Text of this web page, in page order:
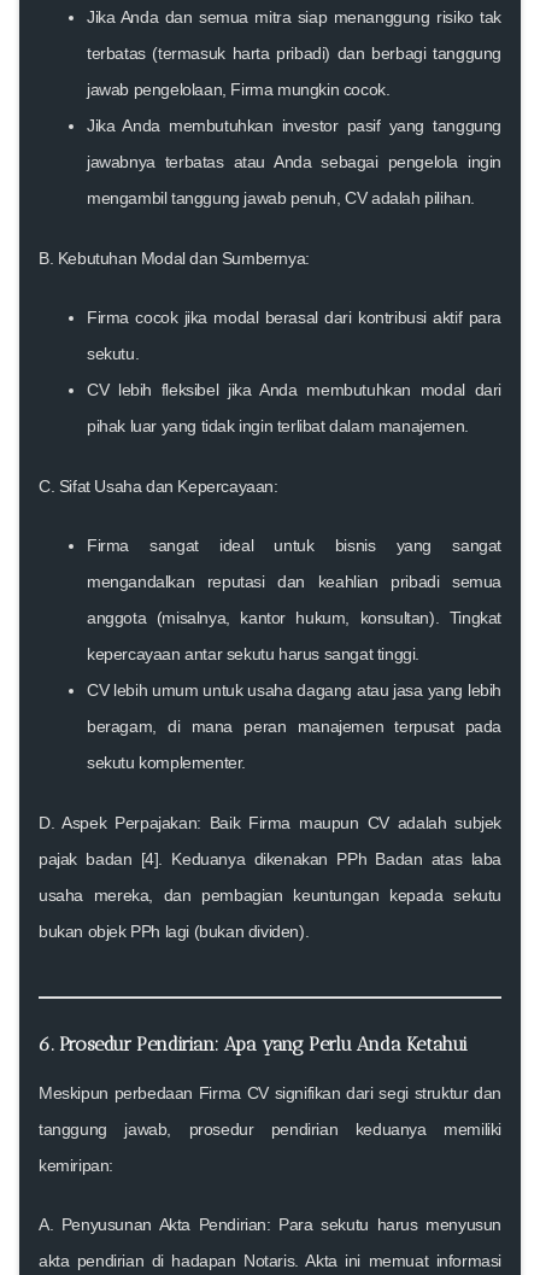
Jika Anda dan semua mitra siap menanggung risiko tak
terbatas (termasuk harta pribadi) dan berbagi tanggung
jawab pengelolaan, Firma mungkin cocok.
Jika Anda membutuhkan investor pasif yang tanggung
jawabnya terbatas atau Anda sebagai pengelola ingin
mengambil tanggung jawab penuh,CVadalah pilihan.
B. Kebutuhan Modal dan Sumbernya:
Firma cocok jika modal berasal dari kontribusi aktif para
sekutu.
CVlebih fleksibel jika Anda membutuhkan modal dari
pihak luar yang tidak ingin terlibat dalam manajemen.
C. Sifat Usaha dan Kepercayaan:
Firma sangat ideal untuk bisnis yang sangat
mengandalkan reputasi dan keahlian pribadi semua
anggota (misalnya, kantor hukum, konsultan). Tingkat
kepercayaan antar sekutu harus sangat tinggi.
CVlebih umum untuk usaha dagang atau jasa yang lebih
beragam, di mana peran manajemen terpusat pada
sekutu komplementer.
D. Aspek Perpajakan: Baik Firma maupun CV adalah subjek
pajak badan [4]. Keduanya dikenakan PPh Badan atas laba
usaha mereka, dan pembagian keuntungan kepada sekutu
bukan objek PPh lagi (bukan dividen).
6. Prosedur Pendirian: Apa yang Perlu Anda Ketahui
Meskipun perbedaan Firma CVsignifikan dari segi struktur dan
tanggung jawab, prosedur pendirian keduanya memiliki
kemiripan:
A. Penyusunan Akta Pendirian: Para sekutu harus menyusun
akta pendirian di hadapan Notaris. Akta ini memuat informasi